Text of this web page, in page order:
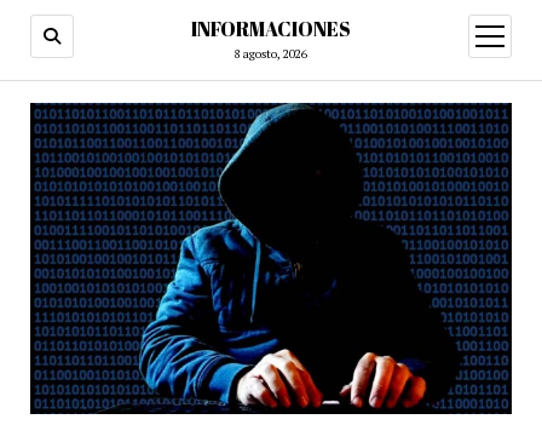
INFORMACIONES
8 agosto, 2026
abrir
menú